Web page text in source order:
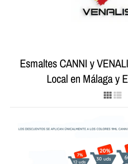
Esmaltes CANNI y
Local en Málaga y